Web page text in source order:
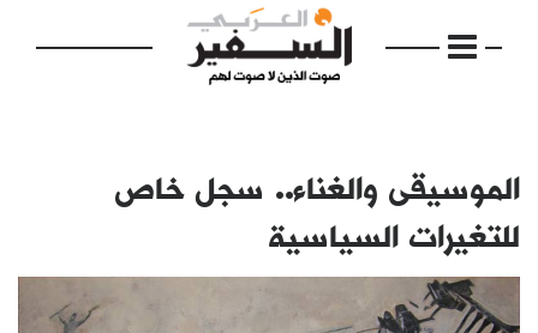
الرئيسية
مواضيع
الموسيقى والغناء.. سجل خاص
للتغيرات السياسية